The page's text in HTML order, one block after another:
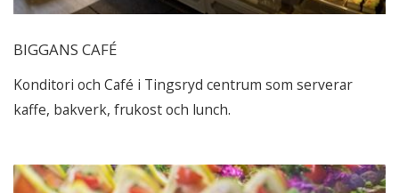
BIGGANS CAFÉ
Konditori och Café i Tingsryd centrum som serverar
kaffe, bakverk, frukost och lunch.